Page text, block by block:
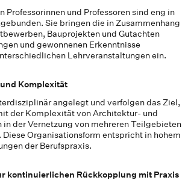
Professorinnen und Professoren sind eng in
Sie bringen die in Zusammenhang
Bauprojekten und Gutachten
und gewonnenen Erkenntnisse
Lehrveranstaltungen ein.
Komplexität
angelegt und verfolgen das Ziel,
der Komplexität von Architektur- und
der Vernetzung von mehreren Teilgebieten
Organisationsform entspricht in hohem
der Berufspraxis.
kontinuierlichen Rückkopplung mit Praxis